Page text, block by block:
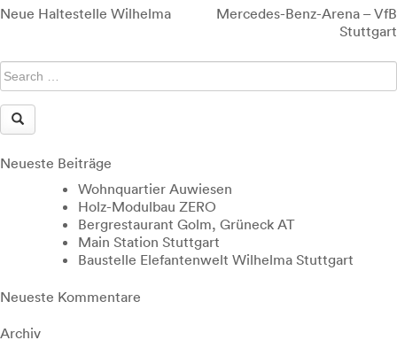
Beitragsnavigation
Neue Haltestelle Wilhelma
Mercedes-Benz-Arena – VfB
Stuttgart
Neueste Beiträge
Wohnquartier Auwiesen
Holz-Modulbau ZERO
Bergrestaurant Golm, Grüneck AT
Main Station Stuttgart
Baustelle Elefantenwelt Wilhelma Stuttgart
Neueste Kommentare
Archiv